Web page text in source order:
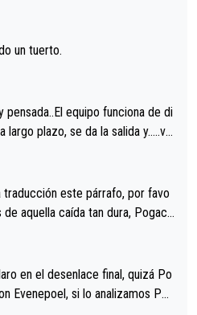
un tuerto.
pensada..El equipo funciona de di
largo plazo, se da la salida y…..ve
pena vivir estos momentos tan
traducción este párrafo, por favo
aquella caída tan dura, Pogaca
Parecía increíble la forma en l
el miedo", recordó."
en el desenlace final, quizá Po
Evenepoel, si lo analizamos Poj